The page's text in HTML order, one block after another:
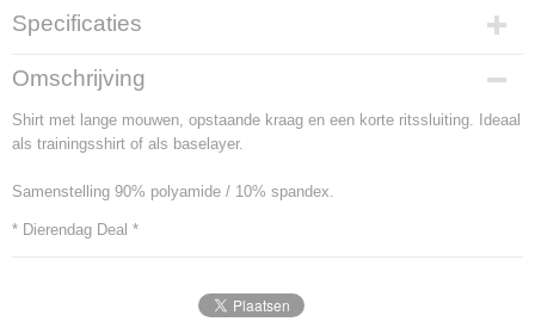
Specificaties
Productcode
2014-9577
Omschrijving
Shirt met lange mouwen, opstaande kraag en een korte ritssluiting. Ideaal
als trainingsshirt of als baselayer.
Samenstelling 90% polyamide / 10% spandex.
* Dierendag Deal *